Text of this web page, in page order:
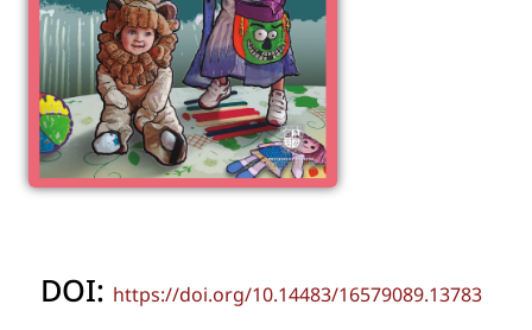
DOI: https://doi.org/10.14483/16579089.13783